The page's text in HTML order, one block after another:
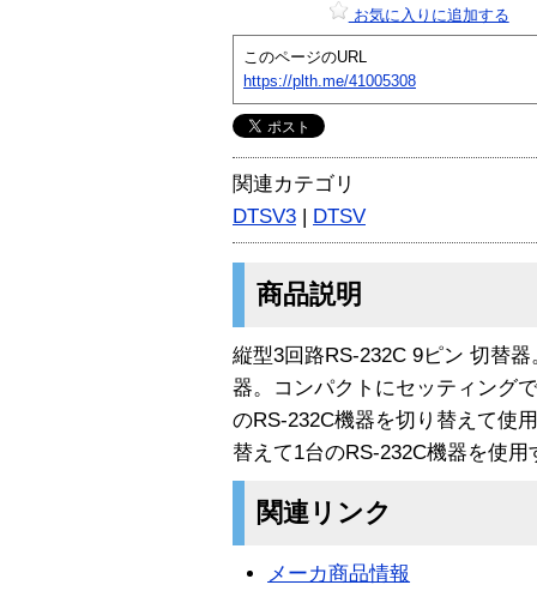
お気に入りに追加する
このページのURL
https://plth.me/41005308
関連カテゴリ
DTSV3 | DTSV
商品説明
縦型3回路RS-232C 9ピン 切替
器。コンパクトにセッティング
のRS-232C機器を切り替えて使
替えて1台のRS-232C機器を使
関連リンク
メーカ商品情報